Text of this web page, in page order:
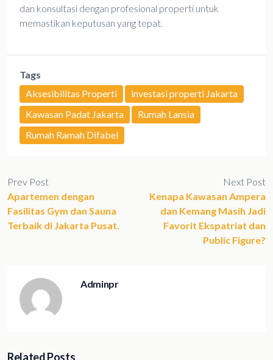
dan konsultasi dengan profesional properti untuk
memastikan keputusan yang tepat.
Tags
Aksesibilitas Properti
investasi properti Jakarta
Kawasan Padat Jakarta
Rumah Lansia
Rumah Ramah Difabel
Prev Post
Apartemen dengan
Fasilitas Gym dan Sauna
Terbaik di Jakarta Pusat.
Next Post
Kenapa Kawasan Ampera
dan Kemang Masih Jadi
Favorit Ekspatriat dan
Public Figure?
Adminpr
Related Posts